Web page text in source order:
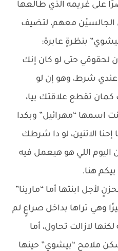
على غريمه الذي طالعها
الجالسيْن معهم، لتضيف
بنظرةٍ عابرة:
حتى لو كان إنك
شرط، وهو إن لو
تقطع علاقتك بيا،
اسمها “مهرائيل” وبكدا
إحنا الاتنين، لو دا شرطك
اللي هو هيعمل فيه
هنا.
لأجل ابنتها أما “مارينا”
وهي تراها بداخل صراعٍ لم
لازالت تحاول، أما
ملامح “بيشوي” حينها